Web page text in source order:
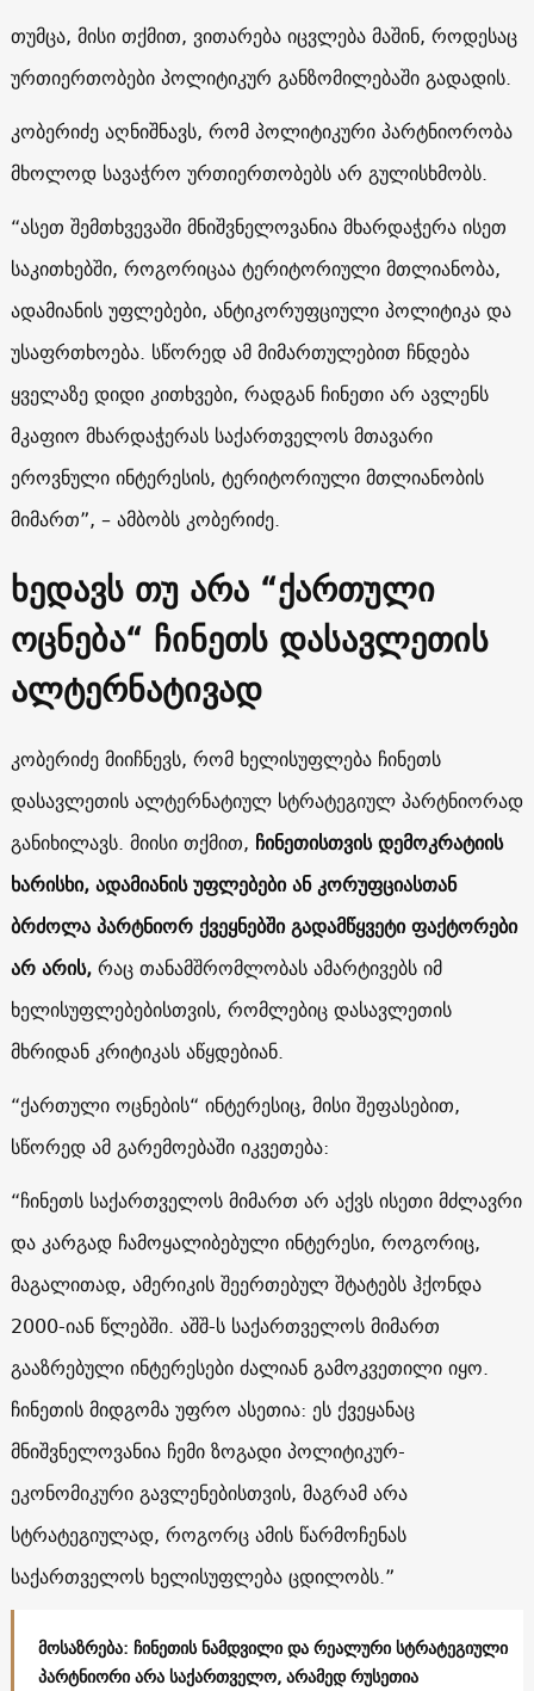
თუმცა, მისი თქმით, ვითარება იცვლება მაშინ, როდესაც
ურთიერთობები პოლიტიკურ განზომილებაში გადადის.
კობერიძე აღნიშნავს, რომ პოლიტიკური პარტნიორობა
მხოლოდ სავაჭრო ურთიერთობებს არ გულისხმობს.
“ასეთ შემთხვევაში მნიშვნელოვანია მხარდაჭერა ისეთ
საკითხებში, როგორიცაა ტერიტორიული მთლიანობა,
ადამიანის უფლებები, ანტიკორუფციული პოლიტიკა და
უსაფრთხოება. სწორედ ამ მიმართულებით ჩნდება
ყველაზე დიდი კითხვები, რადგან ჩინეთი არ ავლენს
მკაფიო მხარდაჭერას საქართველოს მთავარი
ეროვნული ინტერესის, ტერიტორიული მთლიანობის
მიმართ”, – ამბობს კობერიძე.
ხედავს თუ არა “ქართული
ოცნება“ ჩინეთს დასავლეთის
ალტერნატივად
კობერიძე მიიჩნევს, რომ ხელისუფლება ჩინეთს
დასავლეთის ალტერნატიულ სტრატეგიულ პარტნიორად
განიხილავს. მიისი თქმით, ჩინეთისთვის დემოკრატიის
ხარისხი, ადამიანის უფლებები ან კორუფციასთან
ბრძოლა პარტნიორ ქვეყნებში გადამწყვეტი ფაქტორები
არ არის,რაც თანამშრომლობას ამარტივებს იმ
ხელისუფლებებისთვის, რომლებიც დასავლეთის
მხრიდან კრიტიკას აწყდებიან.
“ქართული ოცნების“ ინტერესიც, მისი შეფასებით,
სწორედ ამ გარემოებაში იკვეთება:
“ჩინეთს საქართველოს მიმართ არ აქვს ისეთი მძლავრი
და კარგად ჩამოყალიბებული ინტერესი, როგორიც,
მაგალითად, ამერიკის შეერთებულ შტატებს ჰქონდა
2000-იან წლებში. აშშ-ს საქართველოს მიმართ
გააზრებული ინტერესები ძალიან გამოკვეთილი იყო.
ჩინეთის მიდგომა უფრო ასეთია: ეს ქვეყანაც
მნიშვნელოვანია ჩემი ზოგადი პოლიტიკურ-
ეკონომიკური გავლენებისთვის, მაგრამ არა
სტრატეგიულად, როგორც ამის წარმოჩენას
საქართველოს ხელისუფლება ცდილობს.”
მოსაზრება: ჩინეთის ნამდვილი და რეალური სტრატეგიული
პარტნიორი არა საქართველო, არამედ რუსეთია